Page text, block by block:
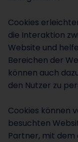
Cookies
die Interaktion
Website und
Bereichen der
können auch
den Nutzer zu
Cookies können
besuchten
Partner, mit